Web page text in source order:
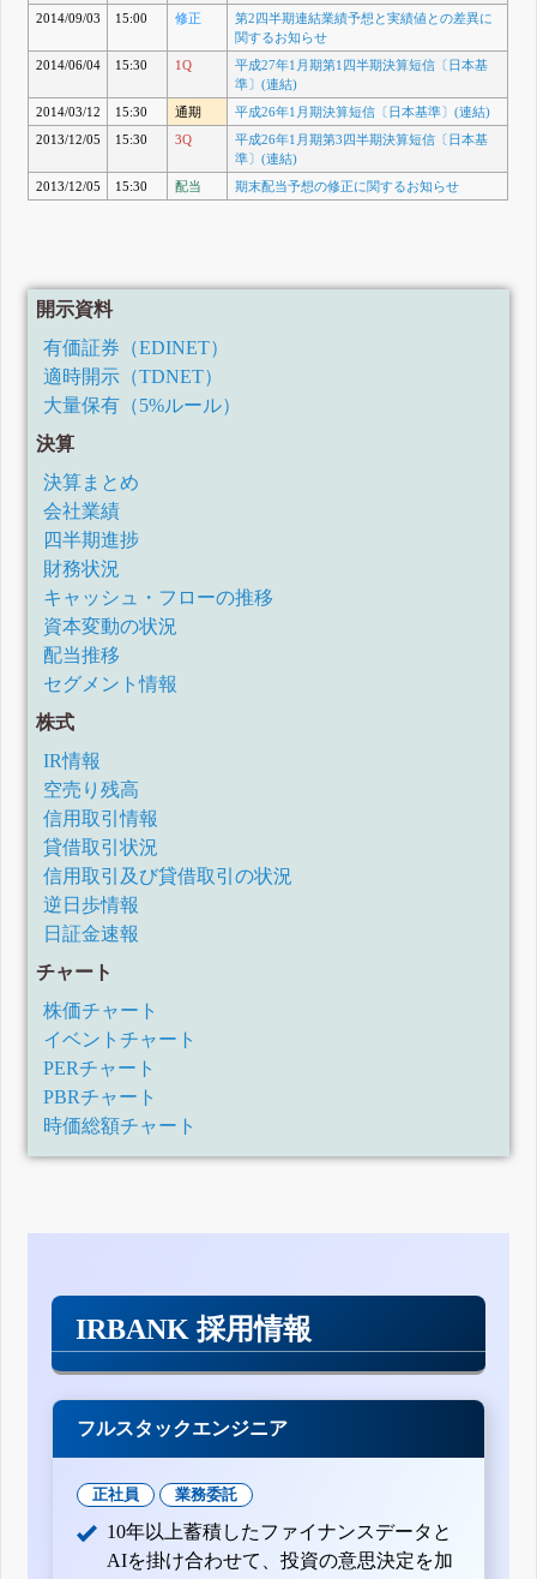
2014/09/03
15:00 修正
第2四半期連結業績予想と実績値との差異に
関するお知らせ
2014/06/04
15:30 1Q
平成27年1月期第1四半期決算短信〔日本基
準〕(連結)
2014/03/12
15:30 通期
平成26年1月期決算短信〔日本基準〕(連結)
2013/12/05
15:30 3Q
平成26年1月期第3四半期決算短信〔日本基
準〕(連結)
2013/12/05
15:30 配当 期末配当予想の修正に関するお知らせ
開示資料
有価証券（EDINET）
適時開示（TDNET）
大量保有（5%ルール）
決算
決算まとめ
会社業績
四半期進捗
財務状況
キャッシュ・フローの推移
資本変動の状況
配当推移
セグメント情報
株式
IR情報
空売り残高
信用取引情報
貸借取引状況
信用取引及び貸借取引の状況
逆日歩情報
日証金速報
チャート
株価チャート
イベントチャート
PERチャート
PBRチャート
時価総額チャート
IRBANK 採用情報
フルスタックエンジニア
正社員 業務委託
10年以上蓄積したファイナンスデータと
AIを掛け合わせて、投資の意思決定を加